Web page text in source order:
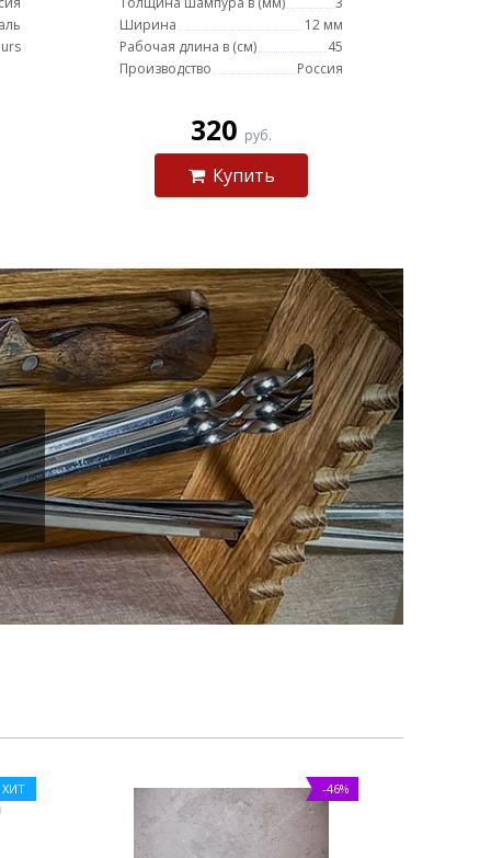
Ширина
12 мм
Рабочая длина в (см)
45
Производство
Россия
320 руб.
Купить
ХИТ -46%